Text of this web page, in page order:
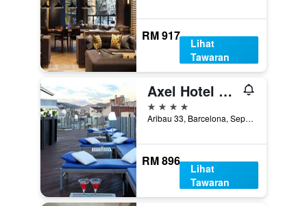
RM 917
Lihat
Tawaran
Axel Hotel Barcelona - Adults Only
4 bintang
Aribau 33, Barcelona, Sepanyol
RM 896
Lihat
Tawaran